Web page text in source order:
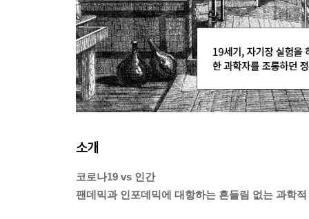
소개
코로나19 vs 인간
팬데믹과 인포데믹에 대항하는 흔들림 없는 과학